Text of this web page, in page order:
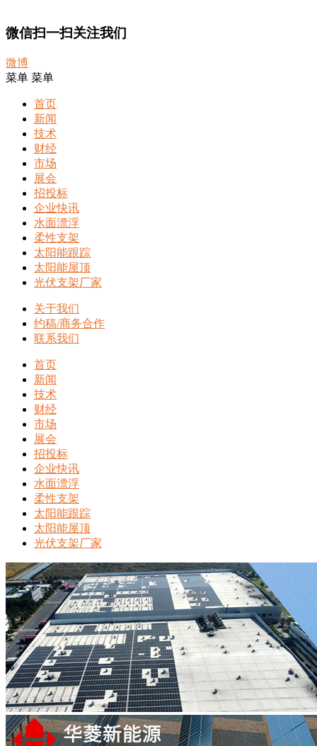
微信扫一扫关注我们
微博
菜单 菜单
首页
新闻
技术
财经
市场
展会
招投标
企业快讯
水面漂浮
柔性支架
太阳能跟踪
太阳能屋顶
光伏支架厂家
关于我们
约稿/商务合作
联系我们
首页
新闻
技术
财经
市场
展会
招投标
企业快讯
水面漂浮
柔性支架
太阳能跟踪
太阳能屋顶
光伏支架厂家